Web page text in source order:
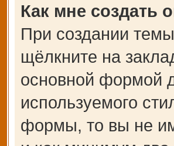
Как мне создать
При создании
щёлкните на
основной формой
используемого
формы, то вы не